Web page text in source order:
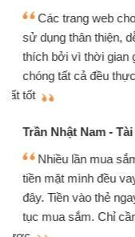
thiệu cho bạn bè biết